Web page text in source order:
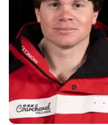
INFOS PRATIQUES
CONSEILS
MENU